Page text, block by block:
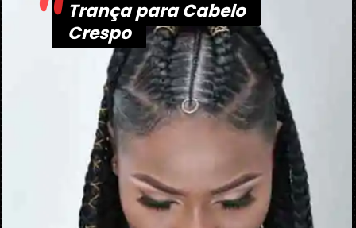
Trança para Cabelo
Crespo
Trança para Cabelo
Crespo